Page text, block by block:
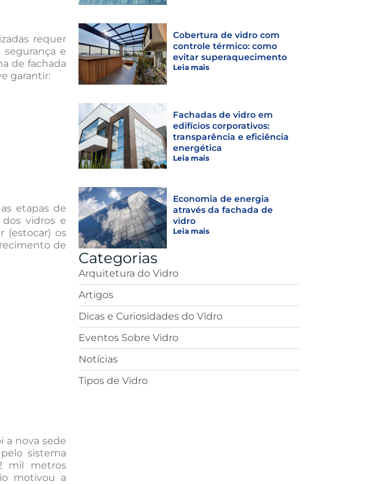
requer
e
de fachada
garantir:
etapas de
vidros e
(estocar) os
de
a nova sede
sistema
mil metros
motivou a
Cobertura de vidro com
controle térmico: como
evitar superaquecimento
Leia mais
Fachadas de vidro em
edifícios corporativos:
transparência e eficiência
energética
Leia mais
Economia de energia
através da fachada de
vidro
Leia mais
Categorias
Arquitetura do Vidro
Artigos
Dicas e Curiosidades do Vidro
Eventos Sobre Vidro
Notícias
Tipos de Vidro